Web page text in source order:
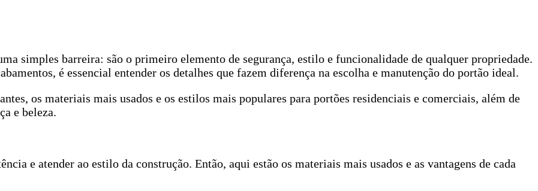
simples barreira: são o primeiro elemento de segurança, estilo e funcionalidade de qualquer propriedade.
é essencial entender os detalhes que fazem diferença na escolha e manutenção do portão ideal.
os materiais mais usados e os estilos mais populares para portões residenciais e comerciais, além de
e beleza.
e atender ao estilo da construção. Então, aqui estão os materiais mais usados e as vantagens de cada